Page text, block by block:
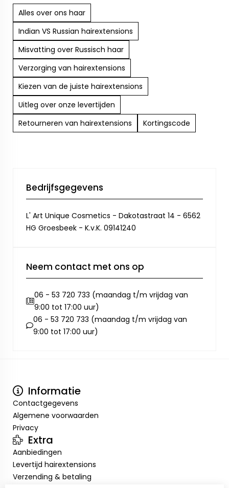
Alles over ons haar
Indian VS Russian hairextensions
Misvatting over Russisch haar
Verzorging van hairextensions
Kiezen van de juiste hairextensions
Uitleg over onze levertijden
Retourneren van hairextensions
Kortingscode
Bedrijfsgegevens
L' Art Unique Cosmetics - Dakotastraat 14 - 6562
HG Groesbeek - K.v.K. 09141240
Neem contact met ons op
06 - 53 720 733 (maandag t/m vrijdag van
9:00 tot 17:00 uur)
06 - 53 720 733 (maandag t/m vrijdag van
9:00 tot 17:00 uur)
Informatie
Contactgegevens
Algemene voorwaarden
Privacy
Extra
Aanbiedingen
Levertijd hairextensions
Verzending & betaling